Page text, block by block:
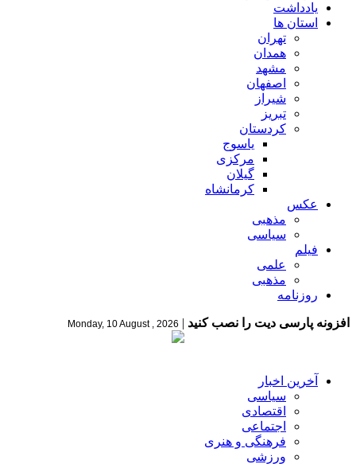
یادداشت
استان ها
تهران
همدان
مشهد
اصفهان
شیراز
تبریز
کردستان
یاسوج
مرکزی
گیلان
کرمانشاه
عکس
مذهبی
سیاسی
فیلم
علمی
مذهبی
روزنامه
افزونه پارسی دیت را نصب کنید |
Monday, 10 August , 2026
آخرین اخبار
سیاسی
اقتصادی
اجتماعی
فرهنگی و هنری
ورزشی